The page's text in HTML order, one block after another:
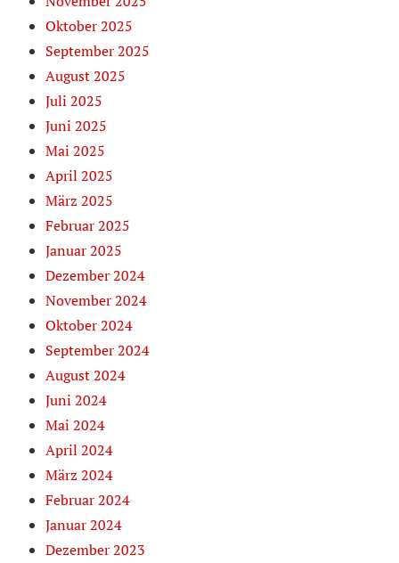
Oktober 2025
September 2025
August 2025
Juli 2025
Juni 2025
Mai 2025
April 2025
März 2025
Februar 2025
Januar 2025
Dezember 2024
November 2024
Oktober 2024
September 2024
August 2024
Juni 2024
Mai 2024
April 2024
März 2024
Februar 2024
Januar 2024
Dezember 2023